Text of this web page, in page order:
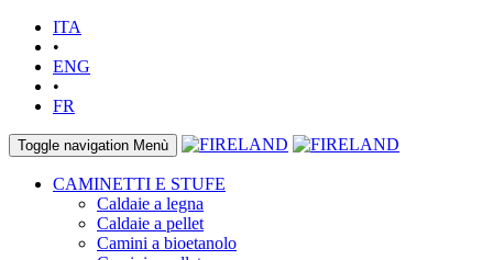
ITA
•
ENG
•
FR
Toggle navigation Menù
CAMINETTI E STUFE
Caldaie a legna
Caldaie a pellet
Camini a bioetanolo